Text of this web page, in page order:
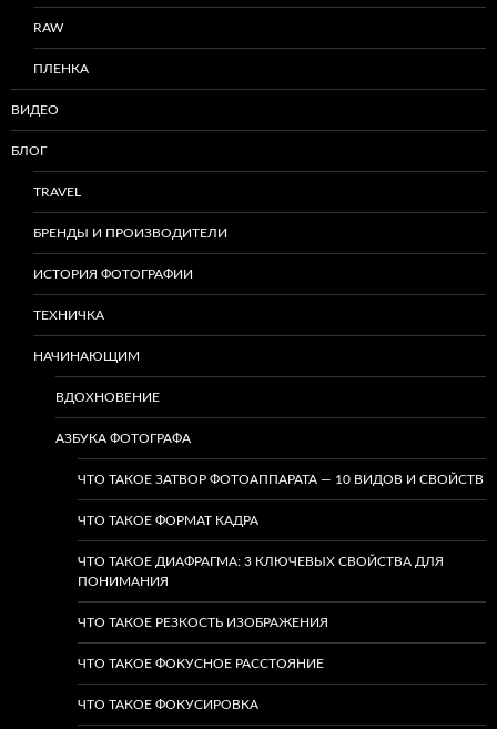
RAW
ПЛЕНКА
ВИДЕО
БЛОГ
TRAVEL
БРЕНДЫ И ПРОИЗВОДИТЕЛИ
ИСТОРИЯ ФОТОГРАФИИ
ТЕХНИЧКА
НАЧИНАЮЩИМ
ВДОХНОВЕНИЕ
АЗБУКА ФОТОГРАФА
ЧТО ТАКОЕ ЗАТВОР ФОТОАППАРАТА — 10 ВИДОВ И СВОЙСТВ
ЧТО ТАКОЕ ФОРМАТ КАДРА
ЧТО ТАКОЕ ДИАФРАГМА: 3 КЛЮЧЕВЫХ СВОЙСТВА ДЛЯ
ПОНИМАНИЯ
ЧТО ТАКОЕ РЕЗКОСТЬ ИЗОБРАЖЕНИЯ
ЧТО ТАКОЕ ФОКУСНОЕ РАССТОЯНИЕ
ЧТО ТАКОЕ ФОКУСИРОВКА